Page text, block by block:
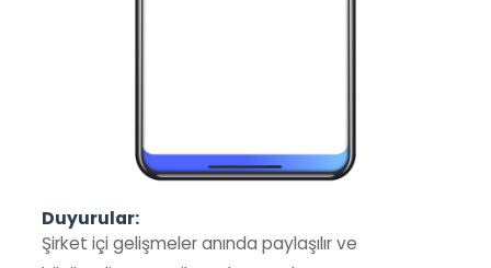
Duyurular:
Şirket içi gelişmeler anında paylaşılır ve